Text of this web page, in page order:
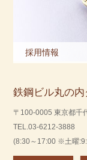
採用情報
鉄鋼ビル丸の内
〒100-0005 東京都千
TEL.03-6212-3888
(8:30～17:00 ※土曜